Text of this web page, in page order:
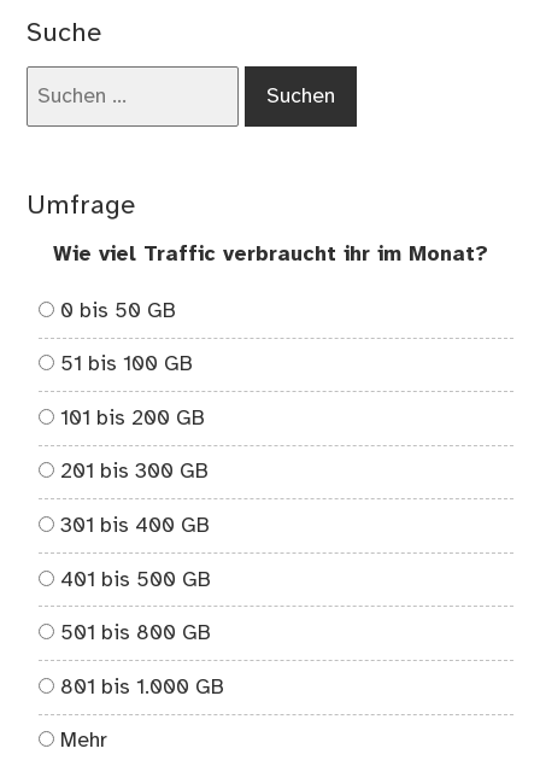
Suche
Umfrage
Wie viel Traffic verbraucht ihr im Monat?
0 bis 50 GB
51 bis 100 GB
101 bis 200 GB
201 bis 300 GB
301 bis 400 GB
401 bis 500 GB
501 bis 800 GB
801 bis 1.000 GB
Mehr